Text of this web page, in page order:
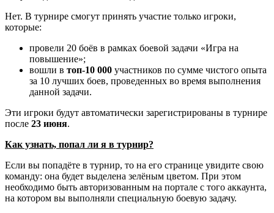
Нет. В турнире смогут принять участие только игроки,
которые:
провели 20 боёв в рамках боевой задачи «Игра на
повышение»;
вошли в топ-10 000 участников по сумме чистого опыта
за 10 лучших боев, проведенных во время выполнения
данной задачи.
Эти игроки будут автоматически зарегистрированы в турнире
после 23 июня.
Как узнать, попал ли я в турнир?
Если вы попадёте в турнир, то на его странице увидите свою
команду: она будет выделена зелёным цветом. При этом
необходимо быть авторизованным на портале с того аккаунта,
на котором вы выполняли специальную боевую задачу.